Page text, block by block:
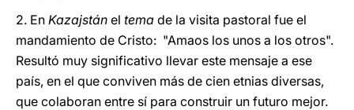
2. En Kazajstán el tema de la visita pastoral fue el
mandamiento de Cristo: "Amaos los unos a los otros".
Resultó muy significativo llevar este mensaje a ese
país, en el que conviven más de cien etnias diversas,
que colaboran entre sí para construir un futuro mejor.